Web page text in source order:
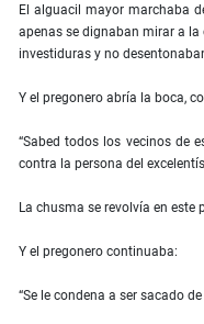
El alguacil mayor marchaba
apenas se dignaban mirar a
investiduras y no
Y el pregonero abría la boca,
“Sabed todos los vecinos de
contra la persona del
La chusma se revolvía en este
Y el pregonero continuaba:
“Se le condena a ser sacado